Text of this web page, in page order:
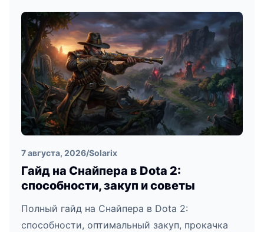
7 августа, 2026/Solarix
Гайд на Снайпера в Dota 2:
способности, закуп и советы
Полный гайд на Снайпера в Dota 2:
способности, оптимальный закуп, прокачка